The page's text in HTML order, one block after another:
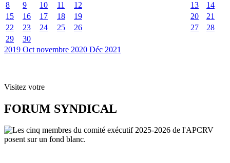
8 9 10 11 12 13
14
15
16 17 18 19 20
21
22
23 24 25 26 27
28
29
30
2019 Octnovembre 2020 Déc 2021
Visitez votre
FORUM SYNDICAL